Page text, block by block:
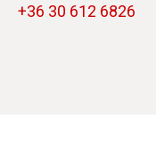
+36 30 612 6826